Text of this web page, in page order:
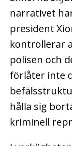
narrativet
president
kontrollerar
polisen och
förlåter inte
hålla sig
kriminell